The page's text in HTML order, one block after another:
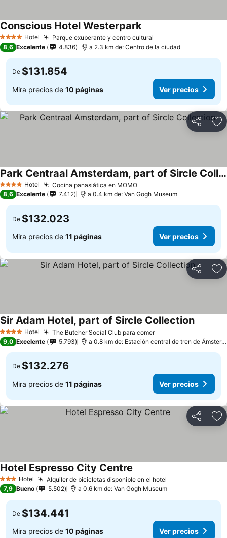
4 EstrellasHotel Parque exuberante y centro cultural
Conscious Hotel Westerpark
8,6 Excelente 4.836 a 2.3 km de: Centro de la ciudad
De $131.854
Mira precios de 10 páginas Ver precios
Compartir
4 EstrellasHotel Cocina panasiática en MOMO
Park Centraal Amsterdam, part of Sircle Collection
8,6 Excelente 7.412 a 0.4 km de: Van Gogh Museum
De $132.023
Mira precios de 11 páginas Ver precios
Compartir
4 EstrellasHotel The Butcher Social Club para comer
Sir Adam Hotel, part of Sircle Collection
9,0 Excelente 5.793 a 0.8 km de: Estación central de tren de Ámsterdam
De $132.276
Mira precios de 11 páginas Ver precios
Compartir
3 Estrellas
Hotel Alquiler de bicicletas disponible en el hotel
Hotel Espresso City Centre
7,9 Bueno 5.502 a 0.6 km de: Van Gogh Museum
De $134.441
Mira precios de 10 páginas Ver precios